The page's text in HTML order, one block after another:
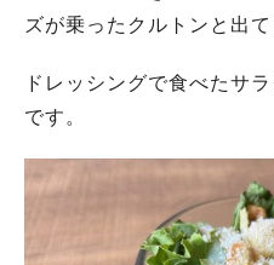
ズが乗ったクルトンと出
ドレッシングで食べたサ
です。